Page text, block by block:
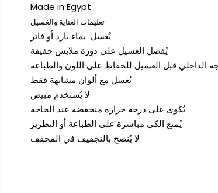
Made in Egypt
تعليمات العناية والغسيل
يُغسل بماء بارد أو فاتر
يُفضل الغسيل على دورة ملابس خفيفة
يُغسل مع ألوان مشابهة فقط
لا يُستخدم مبيض
يُكوى على درجة حرارة منخفضة عند الحاجة
يُمنع الكي مباشرة على الطباعة أو التطريز
لا يُنصح بالتجفيف في المجفف